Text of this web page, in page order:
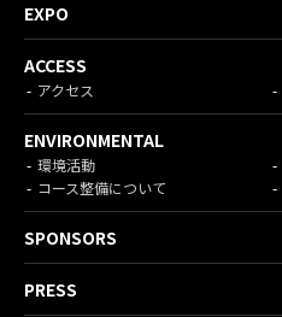
EXPO
ACCESS
アクセス
ENVIRONMENTAL
環境活動
コース整備について
SPONSORS
PRESS